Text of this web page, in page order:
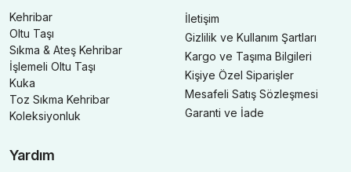
Kehribar
Oltu Taşı
Sıkma & Ateş Kehribar
İşlemeli Oltu Taşı
Kuka
Toz Sıkma Kehribar
Koleksiyonluk
İletişim
Gizlilik ve Kullanım Şartları
Kargo ve Taşıma Bilgileri
Kişiye Özel Siparişler
Mesafeli Satış Sözleşmesi
Garanti ve İade
Yardım